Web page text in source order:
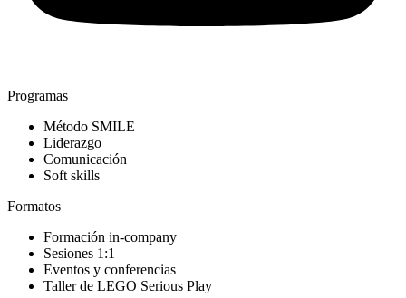
Programas
Método SMILE
Liderazgo
Comunicación
Soft skills
Formatos
Formación in-company
Sesiones 1:1
Eventos y conferencias
Taller de LEGO Serious Play